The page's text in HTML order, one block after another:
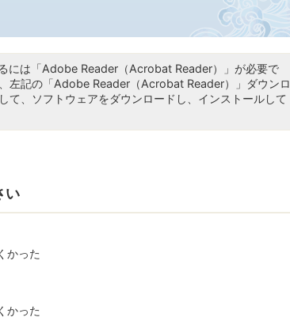
には「Adobe Reader（Acrobat Reader）」が必要で
左記の「Adobe Reader（Acrobat Reader）」ダウンロ
て、ソフトウェアをダウンロードし、インストールして
い
かった
かった